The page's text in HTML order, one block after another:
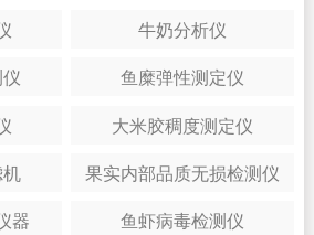
牛奶分析仪
鱼糜弹性测定仪
大米胶稠度测定仪
果实内部品质无损检测仪
器
鱼虾病毒检测仪